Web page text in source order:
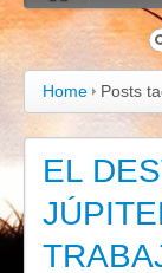
Home Posts
EL